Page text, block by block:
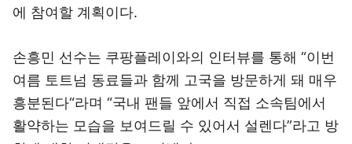
에 참여할 계획이다.
손흥민 선수는 쿠팡플레이와의 인터뷰를 통해 “이번
여름 토트넘 동료들과 함께 고국을 방문하게 돼 매우
흥분된다“라며 “국내 팬들 앞에서 직접 소속팀에서
활약하는 모습을 보여드릴 수 있어서 설렌다”라고 방